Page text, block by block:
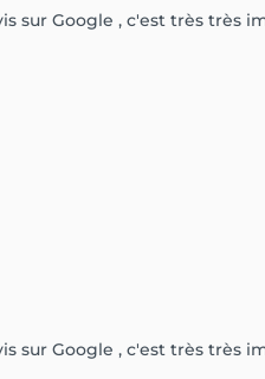
sur Google , c'est très très
sur Google , c'est très très